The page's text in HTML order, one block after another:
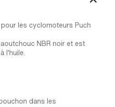
les cyclomoteurs Puch
NBR noir et est
l'huile.
dans les